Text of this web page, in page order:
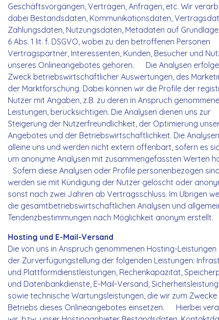
Geschäftsvorgängen, Verträgen, Anfragen, etc. Wir
dabei Bestandsdaten, Kommunikationsdaten,
Zahlungsdaten, Nutzungsdaten, Metadaten auf
6 Abs. 1 lit. f. DSGVO, wobei zu den betroffenen Personen
Vertragspartner, Interessenten, Kunden, Besucher und
unseres Onlineangebotes gehören. Die Analysen
Zweck betriebswirtschaftlicher Auswertungen, des
der Marktforschung. Dabei können wir die Profile der
Nutzer mit Angaben, z.B. zu deren in Anspruch
Leistungen, berücksichtigen. Die Analysen dienen uns zur
Steigerung der Nutzerfreundlichkeit, der Optimierung
Angebotes und der Betriebswirtschaftlichkeit. Die
alleine uns und werden nicht extern offenbart, sofern es
um anonyme Analysen mit zusammengefassten Werten
Sofern diese Analysen oder Profile personenbezogen
werden sie mit Kündigung der Nutzer gelöscht oder
sonst nach zwei Jahren ab Vertragsschluss. Im Übrigen
die gesamtbetriebswirtschaftlichen Analysen und
Tendenzbestimmungen nach Möglichkeit anonym erstellt.
Hosting und E-Mail-Versand
Die von uns in Anspruch genommenen Hosting-Leistungen
der Zurverfügungstellung der folgenden Leistungen:
und Plattformdienstleistungen, Rechenkapazität,
und Datenbankdienste, E-Mail-Versand,
sowie technische Wartungsleistungen, die wir zum Zwecke
Betriebs dieses Onlineangebotes einsetzen. Hierbei